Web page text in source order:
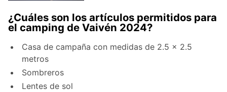
¿Cuáles son los artículos permitidos para
el camping de Vaivén 2024?
Casa de campaña con medidas de 2.5 x 2.5
metros
Sombreros
Lentes de sol